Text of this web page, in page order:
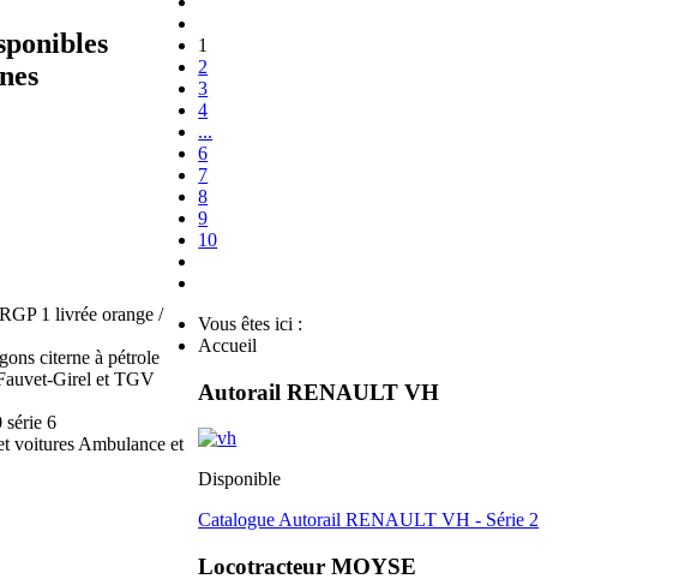
1 livrée orange /
citerne à pétrole
Girel et TGV
série 6
voitures Ambulance et
1
2
3
4
...
6
7
8
9
10
Vous êtes ici :
Accueil
Autorail RENAULT VH
Disponible
Catalogue Autorail RENAULT VH - Série 2
Locotracteur MOYSE